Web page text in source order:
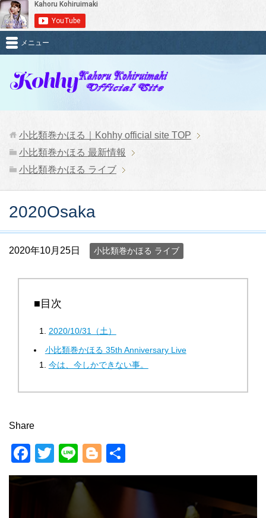
メニュー
小比類巻かほる｜Kohhy official site TOP
小比類巻かほる 最新情報
小比類巻かほる ライブ
2020Osaka
2020年10月25日 小比類巻かほる ライブ
■目次
2020/10/31（土）
小比類巻かほる 35th Anniversary Live
今は、今しかできない事。
Share
F
a
T
wi
Li
n
e
Bl
o
有